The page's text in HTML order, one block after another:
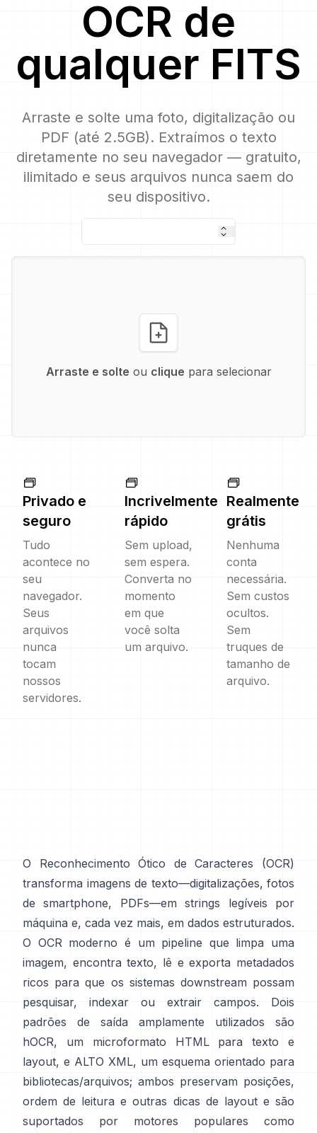
OCR de
qualquer FITS
Arraste e solte uma foto, digitalização ou
PDF (até 2.5GB). Extraímos o texto
diretamente no seu navegador — gratuito,
ilimitado e seus arquivos nunca saem do
seu dispositivo.
Arraste e solte ou clique para selecionar
Privado e
seguro
Tudo
acontece no
seu
navegador.
Seus
arquivos
nunca
tocam
nossos
servidores.
Incrivelmente
rápido
Sem upload,
sem espera.
Converta no
momento
em que
você solta
um arquivo.
Realmente
grátis
Nenhuma
conta
necessária.
Sem custos
ocultos.
Sem
truques de
tamanho de
arquivo.
O Reconhecimento Ótico de Caracteres (OCR)
transforma imagens de texto—digitalizações, fotos
de smartphone, PDFs—em strings legíveis por
máquina e, cada vez mais, em dados estruturados.
O OCR moderno é um pipeline que limpa uma
imagem, encontra texto, lê e exporta metadados
ricos para que os sistemas downstream possam
pesquisar, indexar ou extrair campos. Dois
padrões de saída amplamente utilizados são
hOCR, um microformato HTML para texto e
layout, e ALTO XML, um esquema orientado para
bibliotecas/arquivos; ambos preservam posições,
ordem de leitura e outras dicas de layout e são
suportados por motores populares como